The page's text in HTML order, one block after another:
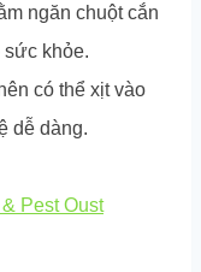
ngăn chuột cắn
sức khỏe.
có thể xịt vào
dễ dàng.
Pest Oust